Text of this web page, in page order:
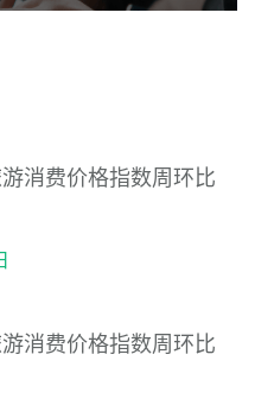
消费价格指数周环比
消费价格指数周环比